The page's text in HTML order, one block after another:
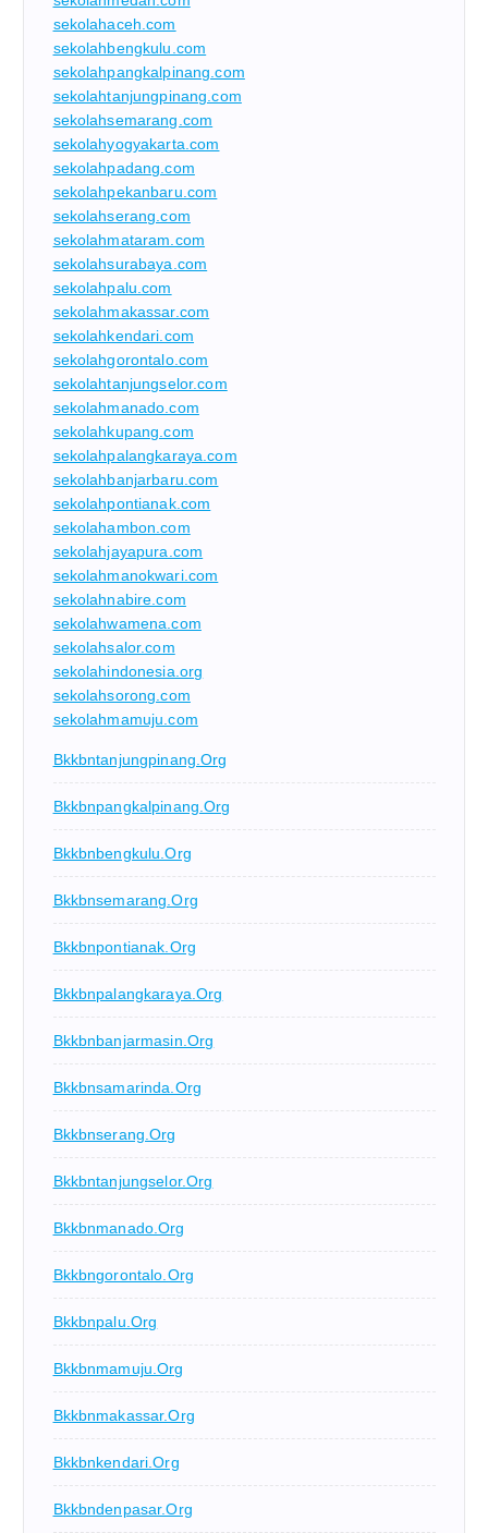
sekolahaceh.com
sekolahbengkulu.com
sekolahpangkalpinang.com
sekolahtanjungpinang.com
sekolahsemarang.com
sekolahyogyakarta.com
sekolahpadang.com
sekolahpekanbaru.com
sekolahserang.com
sekolahmataram.com
sekolahsurabaya.com
sekolahpalu.com
sekolahmakassar.com
sekolahkendari.com
sekolahgorontalo.com
sekolahtanjungselor.com
sekolahmanado.com
sekolahkupang.com
sekolahpalangkaraya.com
sekolahbanjarbaru.com
sekolahpontianak.com
sekolahambon.com
sekolahjayapura.com
sekolahmanokwari.com
sekolahnabire.com
sekolahwamena.com
sekolahsalor.com
sekolahindonesia.org
sekolahsorong.com
sekolahmamuju.com
Bkkbntanjungpinang.org
Bkkbnpangkalpinang.org
Bkkbnbengkulu.org
Bkkbnsemarang.org
Bkkbnpontianak.org
Bkkbnpalangkaraya.org
Bkkbnbanjarmasin.org
Bkkbnsamarinda.org
Bkkbnserang.org
Bkkbntanjungselor.org
Bkkbnmanado.org
Bkkbngorontalo.org
Bkkbnpalu.org
Bkkbnmamuju.org
Bkkbnmakassar.org
Bkkbnkendari.org
Bkkbndenpasar.org